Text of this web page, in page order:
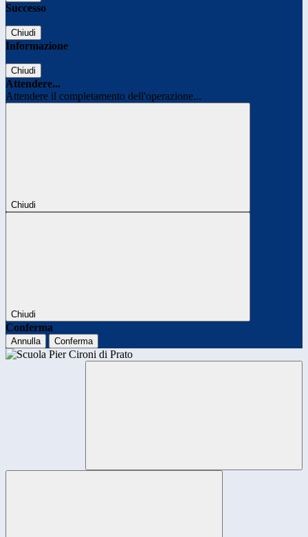
Successo
Chiudi
Informazione
Chiudi
Attendere...
Attendere il completamento dell'operazione...
Chiudi
Chiudi
Conferma
Annulla Conferma